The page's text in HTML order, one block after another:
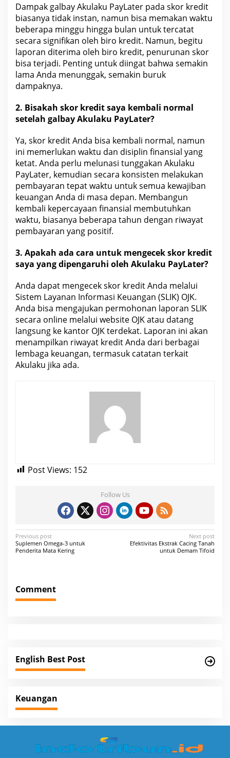
Dampak galbay Akulaku PayLater pada skor kredit
biasanya tidak instan, namun bisa memakan waktu
beberapa minggu hingga bulan untuk tercatat
secara signifikan oleh biro kredit. Namun, begitu
laporan diterima oleh biro kredit, penurunan skor
bisa terjadi. Penting untuk diingat bahwa semakin
lama Anda menunggak, semakin buruk
dampaknya.
2. Bisakah skor kredit saya kembali normal
setelah galbay Akulaku PayLater?
Ya, skor kredit Anda bisa kembali normal, namun
ini memerlukan waktu dan disiplin finansial yang
ketat. Anda perlu melunasi tunggakan Akulaku
PayLater, kemudian secara konsisten melakukan
pembayaran tepat waktu untuk semua kewajiban
keuangan Anda di masa depan. Membangun
kembali kepercayaan finansial membutuhkan
waktu, biasanya beberapa tahun dengan riwayat
pembayaran yang positif.
3. Apakah ada cara untuk mengecek skor kredit
saya yang dipengaruhi oleh Akulaku PayLater?
Anda dapat mengecek skor kredit Anda melalui
Sistem Layanan Informasi Keuangan (SLIK) OJK.
Anda bisa mengajukan permohonan laporan SLIK
secara online melalui website OJK atau datang
langsung ke kantor OJK terdekat. Laporan ini akan
menampilkan riwayat kredit Anda dari berbagai
lembaga keuangan, termasuk catatan terkait
Akulaku jika ada.
Post Views: 152
Follow Us
P
o
t
n
g
a
i
o
n
Previous post
Suplemen Omega-3 untuk
Penderita Mata Kering
Next post
Efektivitas Ekstrak Cacing Tanah
untuk Demam Tifoid
Comment
English Best Post
Keuangan